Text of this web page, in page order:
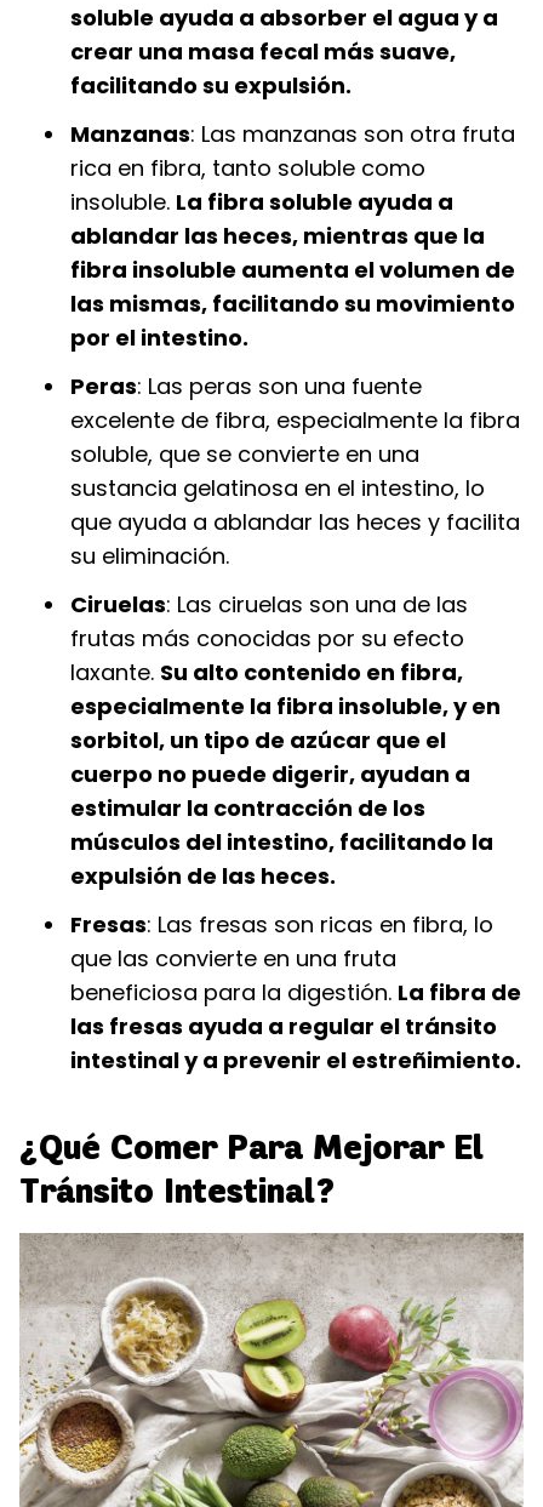
soluble ayuda a absorber el agua y a
crear una masa fecal más suave,
facilitando su expulsión.
Manzanas: Las manzanas son otra fruta
rica en fibra, tanto soluble como
insoluble. La fibra soluble ayuda a
ablandar las heces, mientras que la
fibra insoluble aumenta el volumen de
las mismas, facilitando su movimiento
por el intestino.
Peras: Las peras son una fuente
excelente de fibra, especialmente la fibra
soluble, que se convierte en una
sustancia gelatinosa en el intestino, lo
que ayuda a ablandar las heces y facilita
su eliminación.
Ciruelas: Las ciruelas son una de las
frutas más conocidas por su efecto
laxante. Su alto contenido en fibra,
especialmente la fibra insoluble, y en
sorbitol, un tipo de azúcar que el
cuerpo no puede digerir, ayudan a
estimular la contracción de los
músculos del intestino, facilitando la
expulsión de las heces.
Fresas: Las fresas son ricas en fibra, lo
que las convierte en una fruta
beneficiosa para la digestión. La fibra de
las fresas ayuda a regular el tránsito
intestinal y a prevenir el estreñimiento.
¿Qué Comer Para Mejorar El
Tránsito Intestinal?